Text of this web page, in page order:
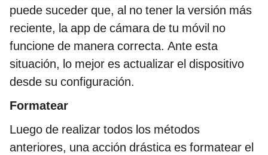
puede suceder que, al no tener la versión más
reciente, la app de cámara de tu móvil no
funcione de manera correcta. Ante esta
situación, lo mejor es actualizar el dispositivo
desde su configuración.
Formatear
Luego de realizar todos los métodos
anteriores, una acción drástica es formatear el